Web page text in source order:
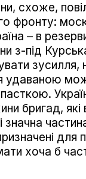
схоже,
фронту:
– в
з-під
зусилля,
удаваною
бригад, які
значна
для
хоча б